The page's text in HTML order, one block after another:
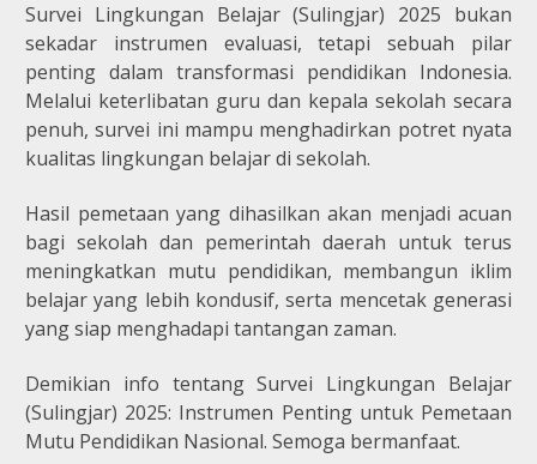
Survei Lingkungan Belajar (Sulingjar) 2025 bukan
sekadar instrumen evaluasi, tetapi sebuah pilar
penting dalam transformasi pendidikan Indonesia.
Melalui keterlibatan guru dan kepala sekolah secara
penuh, survei ini mampu menghadirkan potret nyata
kualitas lingkungan belajar di sekolah.
Hasil pemetaan yang dihasilkan akan menjadi acuan
bagi sekolah dan pemerintah daerah untuk terus
meningkatkan mutu pendidikan, membangun iklim
belajar yang lebih kondusif, serta mencetak generasi
yang siap menghadapi tantangan zaman.
Demikian info tentang Survei Lingkungan Belajar
(Sulingjar) 2025: Instrumen Penting untuk Pemetaan
Mutu Pendidikan Nasional. Semoga bermanfaat.